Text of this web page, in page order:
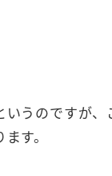
いうのですが、
す。